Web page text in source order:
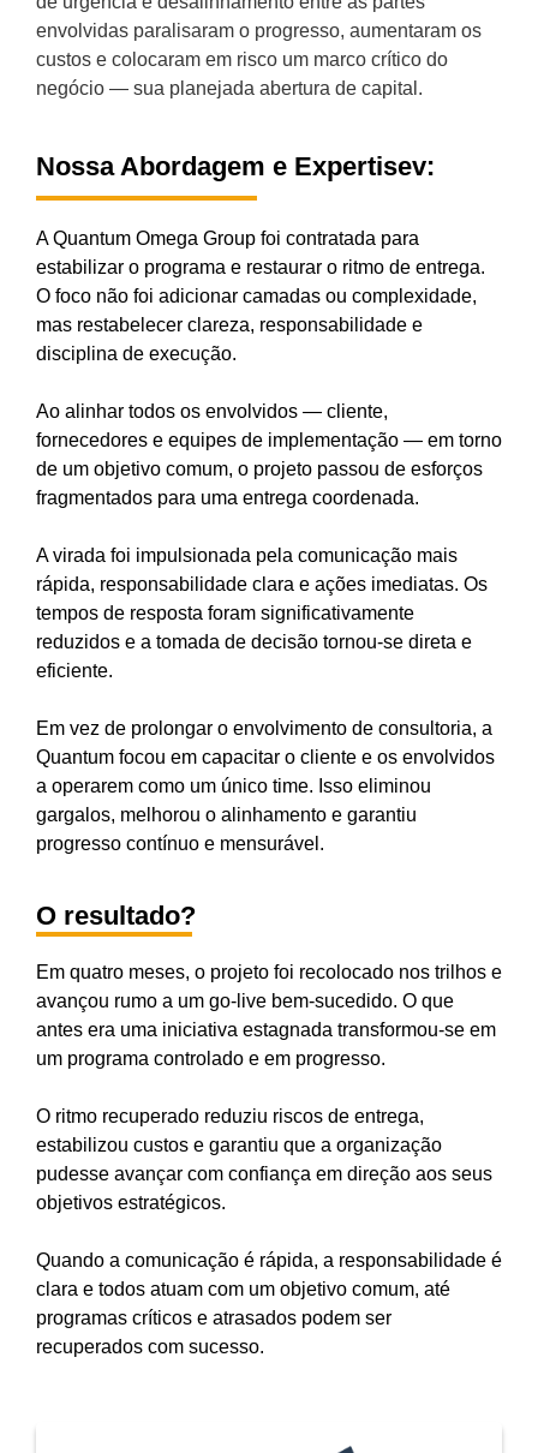
envolvidas paralisaram o progresso, aumentaram os
custos e colocaram em risco um marco crítico do
negócio — sua planejada abertura de capital.
Nossa Abordagem e Expertisev:
A Quantum Omega Group foi contratada para
estabilizar o programa e restaurar o ritmo de entrega.
O foco não foi adicionar camadas ou complexidade,
mas restabelecer clareza, responsabilidade e
disciplina de execução.
Ao alinhar todos os envolvidos — cliente,
fornecedores e equipes de implementação — em torno
de um objetivo comum, o projeto passou de esforços
fragmentados para uma entrega coordenada.
A virada foi impulsionada pela comunicação mais
rápida, responsabilidade clara e ações imediatas. Os
tempos de resposta foram significativamente
reduzidos e a tomada de decisão tornou-se direta e
eficiente.
Em vez de prolongar o envolvimento de consultoria, a
Quantum focou em capacitar o cliente e os envolvidos
a operarem como um único time. Isso eliminou
gargalos, melhorou o alinhamento e garantiu
progresso contínuo e mensurável.
O resultado?
Em quatro meses, o projeto foi recolocado nos trilhos e
avançou rumo a um go-live bem-sucedido. O que
antes era uma iniciativa estagnada transformou-se em
um programa controlado e em progresso.
O ritmo recuperado reduziu riscos de entrega,
estabilizou custos e garantiu que a organização
pudesse avançar com confiança em direção aos seus
objetivos estratégicos.
Quando a comunicação é rápida, a responsabilidade é
clara e todos atuam com um objetivo comum, até
programas críticos e atrasados podem ser
recuperados com sucesso.